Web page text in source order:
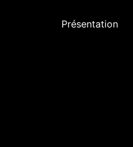
Présentation